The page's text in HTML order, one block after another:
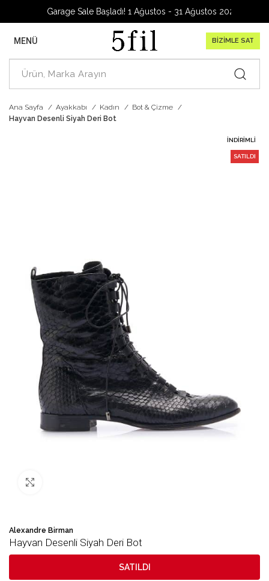
Garage Sale Başladı! 1 Ağustos - 31 Ağustos 2026
MENÜ BİZİMLE SAT
Ana Sayfa Ayakkabı Kadın
Bot & Çizme
Hayvan Desenli Siyah Deri Bot
İNDIRIMLI
SATILDI
Alexandre Birman
Hayvan Desenli Siyah Deri Bot
SATILDI